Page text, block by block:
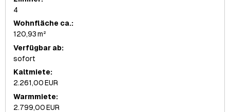
4
Wohnfläche ca.:
120,93 m²
Verfügbar ab:
sofort
Kaltmiete:
2.261,00 EUR
Warmmiete:
2.799,00 EUR